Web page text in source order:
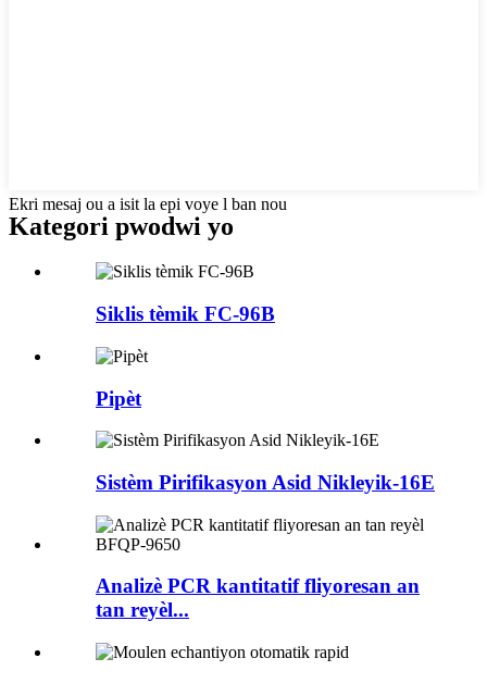
Ekri mesaj ou a isit la epi voye l ban nou
Kategori pwodwi yo
Siklis tèmik FC-96B
Pipèt
Sistèm Pirifikasyon Asid Nikleyik-16E
Analizè PCR kantitatif fliyoresan an
tan reyèl...